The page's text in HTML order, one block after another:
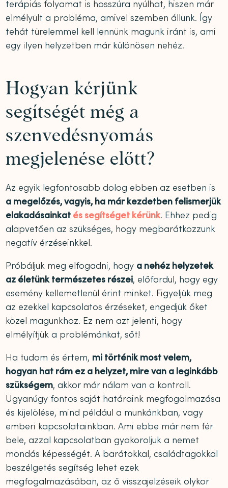
terápiás folyamat is hosszúra nyúlhat, hiszen már
elmélyült a probléma, amivel szemben állunk. Így
tehát türelemmel kell lennünk magunk iránt is, ami
egy ilyen helyzetben már különösen nehéz.
Hogyan kérjünk
segítségét még a
szenvedésnyomás
megjelenése előtt?
Az egyik legfontosabb dolog ebben az esetben is
a megelőzés, vagyis, ha már kezdetben felismerjük
elakadásainkat és segítséget kérünk. Ehhez pedig
alapvetően az szükséges, hogy megbarátkozzunk
negatív érzéseinkkel.
Próbáljuk meg elfogadni, hogy a nehéz helyzetek
az életünk természetes részei, előfordul, hogy egy
esemény kellemetlenül érint minket. Figyeljük meg
az ezekkel kapcsolatos érzéseket, engedjük őket
közel magunkhoz. Ez nem azt jelenti, hogy
elmélyítjük a problémánkat, sőt!
Ha tudom és értem, mi történik most velem,
hogyan hat rám ez a helyzet, mire van a leginkább
szükségem, akkor már nálam van a kontroll.
Ugyanúgy fontos saját határaink megfogalmazása
és kijelölése, mind például a munkánkban, vagy
emberi kapcsolatainkban. Ami ebbe már nem fér
bele, azzal kapcsolatban gyakoroljuk a nemet
mondás képességét. A barátokkal, családtagokkal
beszélgetés segítség lehet ezek
megfogalmazásában, az ő visszajelzéseik olykor